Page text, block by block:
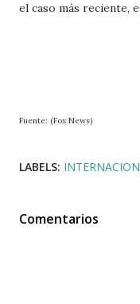
el caso más reciente,
Fuente: (Fox News)
LABELS:
Comentarios